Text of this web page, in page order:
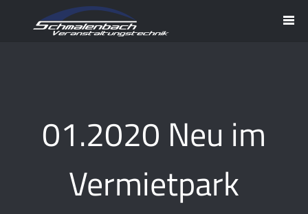
01.2020 Neu im
Vermietpark